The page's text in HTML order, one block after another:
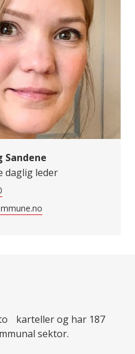
daglig leder
to karteller og har 187
sektor.